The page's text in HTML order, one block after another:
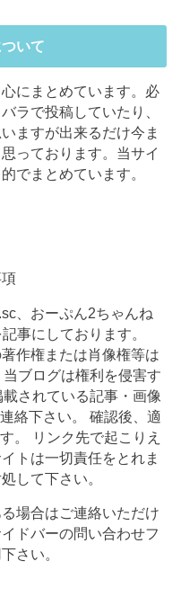
いて
にまとめています。必
ラで投稿していたり、
ますが出来るだけ今ま
っております。当サイ
でまとめています。
項
、おーぷん2ちゃんね
事にしております。
作権または肖像権等は
ブログは権利を侵害す
されている記事・画像
絡下さい。 確認後、適
。 リンク先で起こりえ
トは一切責任をとれま
して下さい。
場合はご連絡いただけ
ドバーの問い合わせフ
さい。